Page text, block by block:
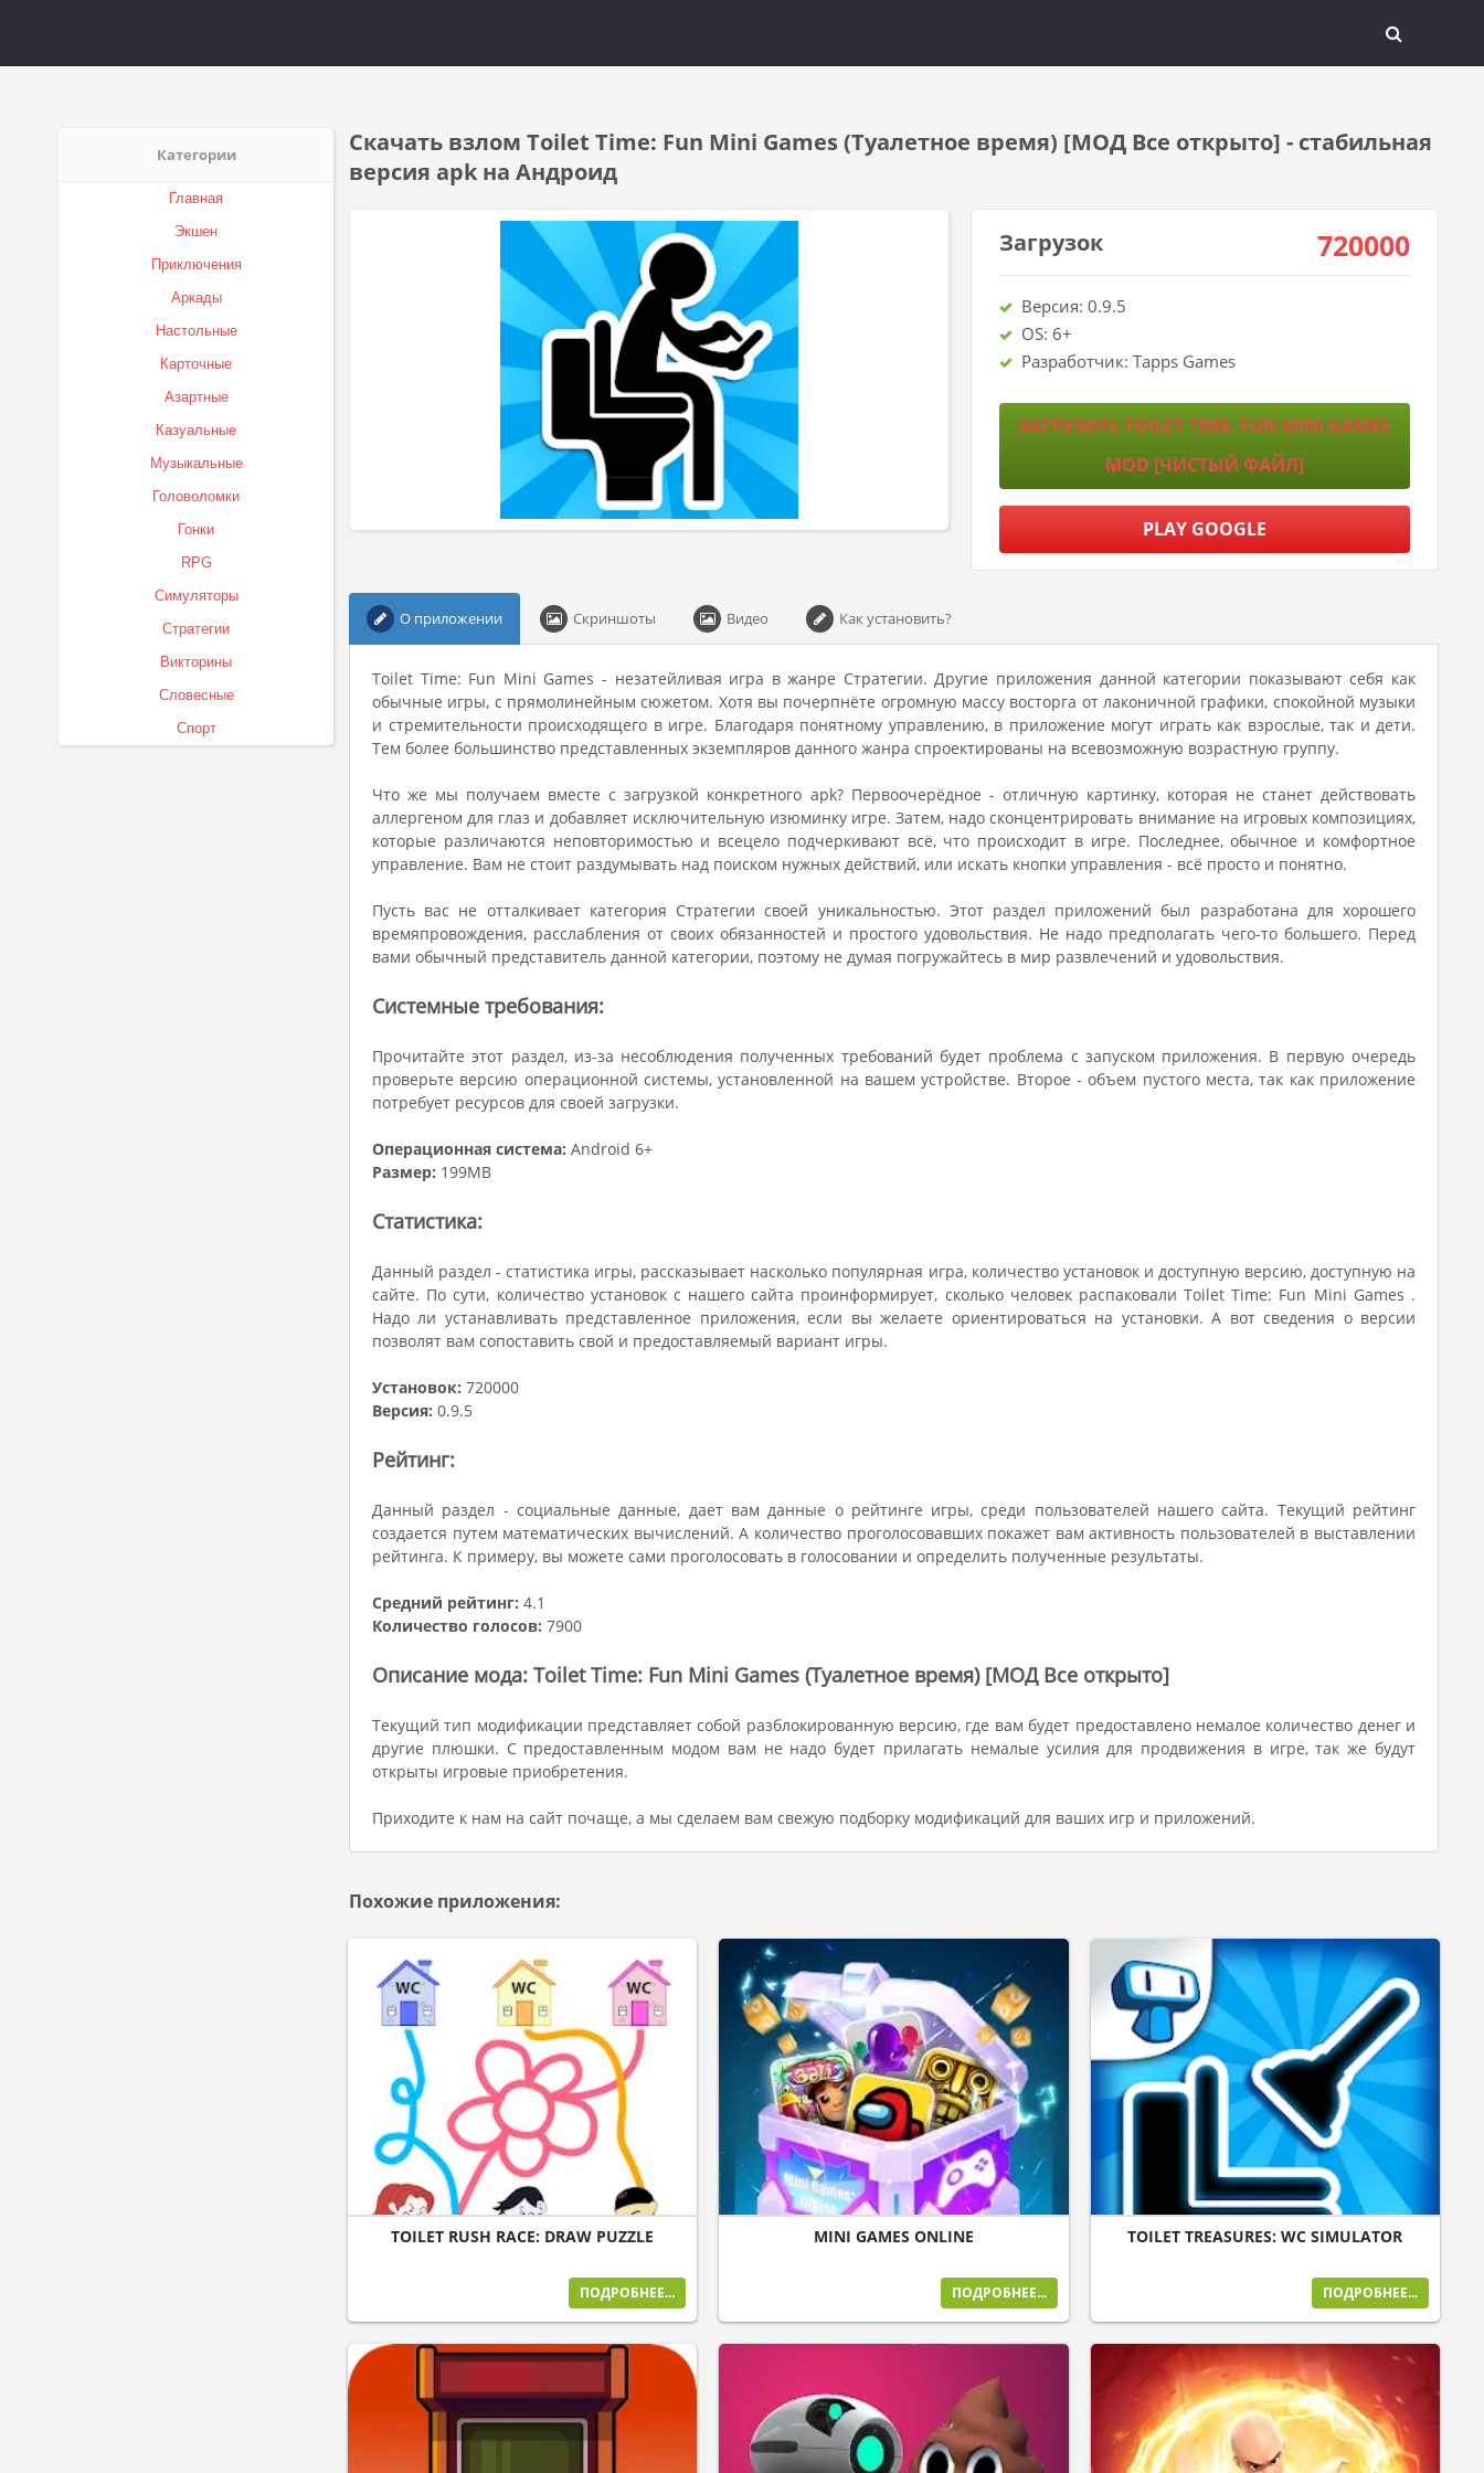
Категории
Главная
Экшен
Приключения
Аркады
Настольные
Карточные
Азартные
Казуальные
Музыкальные
Головоломки
Гонки
RPG
Симуляторы
Стратегии
Викторины
Словесные
Спорт
Скачать взлом Toilet Time: Fun Mini Games (Туалетное время) [МОД Все открыто] - стабильная
версия apk на Андроид
Загрузок 720000
Версия: 0.9.5
OS: 6+
Разработчик: Tapps Games
ЗАГРУЗИТЬ TOILET TIME: FUN MINI GAMES
MOD [ЧИСТЫЙ ФАЙЛ]
PLAY GOOGLE
О приложении Скриншоты Видео Как установить?
Toilet Time: Fun Mini Games - незатейливая игра в жанре Стратегии. Другие приложения данной категории показывают себя как
обычные игры, с прямолинейным сюжетом. Хотя вы почерпнёте огромную массу восторга от лаконичной графики, спокойной музыки
и стремительности происходящего в игре. Благодаря понятному управлению, в приложение могут играть как взрослые, так и дети.
Тем более большинство представленных экземпляров данного жанра спроектированы на всевозможную возрастную группу.
Что же мы получаем вместе с загрузкой конкретного apk? Первоочерёдное - отличную картинку, которая не станет действовать
аллергеном для глаз и добавляет исключительную изюминку игре. Затем, надо сконцентрировать внимание на игровых композициях,
которые различаются неповторимостью и всецело подчеркивают всё, что происходит в игре. Последнее, обычное и комфортное
управление. Вам не стоит раздумывать над поиском нужных действий, или искать кнопки управления - всё просто и понятно.
Пусть вас не отталкивает категория Стратегии своей уникальностью. Этот раздел приложений был разработана для хорошего
времяпровождения, расслабления от своих обязанностей и простого удовольствия. Не надо предполагать чего-то большего. Перед
вами обычный представитель данной категории, поэтому не думая погружайтесь в мир развлечений и удовольствия.
Системные требования:
Прочитайте этот раздел, из-за несоблюдения полученных требований будет проблема с запуском приложения. В первую очередь
проверьте версию операционной системы, установленной на вашем устройстве. Второе - объем пустого места, так как приложение
потребует ресурсов для своей загрузки.
Операционная система: Android 6+
Размер: 199MB
Статистика:
Данный раздел - статистика игры, рассказывает насколько популярная игра, количество установок и доступную версию, доступную на
сайте. По сути, количество установок с нашего сайта проинформирует, сколько человек распаковали Toilet Time: Fun Mini Games .
Надо ли устанавливать представленное приложения, если вы желаете ориентироваться на установки. А вот сведения о версии
позволят вам сопоставить свой и предоставляемый вариант игры.
Установок: 720000
Версия: 0.9.5
Рейтинг:
Данный раздел - социальные данные, дает вам данные о рейтинге игры, среди пользователей нашего сайта. Текущий рейтинг
создается путем математических вычислений. А количество проголосовавших покажет вам активность пользователей в выставлении
рейтинга. К примеру, вы можете сами проголосовать в голосовании и определить полученные результаты.
Средний рейтинг: 4.1
Количество голосов: 7900
Описание мода: Toilet Time: Fun Mini Games (Туалетное время) [МОД Все открыто]
Текущий тип модификации представляет собой разблокированную версию, где вам будет предоставлено немалое количество денег и
другие плюшки. С предоставленным модом вам не надо будет прилагать немалые усилия для продвижения в игре, так же будут
открыты игровые приобретения.
Приходите к нам на сайт почаще, а мы сделаем вам свежую подборку модификаций для ваших игр и приложений.
Похожие приложения:
TOILET RUSH RACE: DRAW PUZZLE
ПОДРОБНЕЕ...
MINI GAMES ONLINE
ПОДРОБНЕЕ...
TOILET TREASURES: WC SIMULATOR
ПОДРОБНЕЕ...